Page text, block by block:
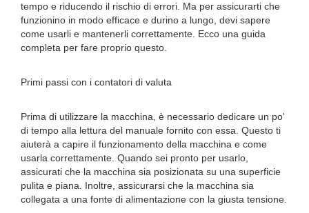
tempo e riducendo il rischio di errori. Ma per assicurarti che
funzionino in modo efficace e durino a lungo, devi sapere
come usarli e mantenerli correttamente. Ecco una guida
completa per fare proprio questo.
Primi passi con i contatori di valuta
Prima di utilizzare la macchina, è necessario dedicare un po'
di tempo alla lettura del manuale fornito con essa. Questo ti
aiuterà a capire il funzionamento della macchina e come
usarla correttamente. Quando sei pronto per usarlo,
assicurati che la macchina sia posizionata su una superficie
pulita e piana. Inoltre, assicurarsi che la macchina sia
collegata a una fonte di alimentazione con la giusta tensione.